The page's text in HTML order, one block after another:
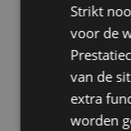
Product
informatie
Strikt
voor de
van de
extra
worden